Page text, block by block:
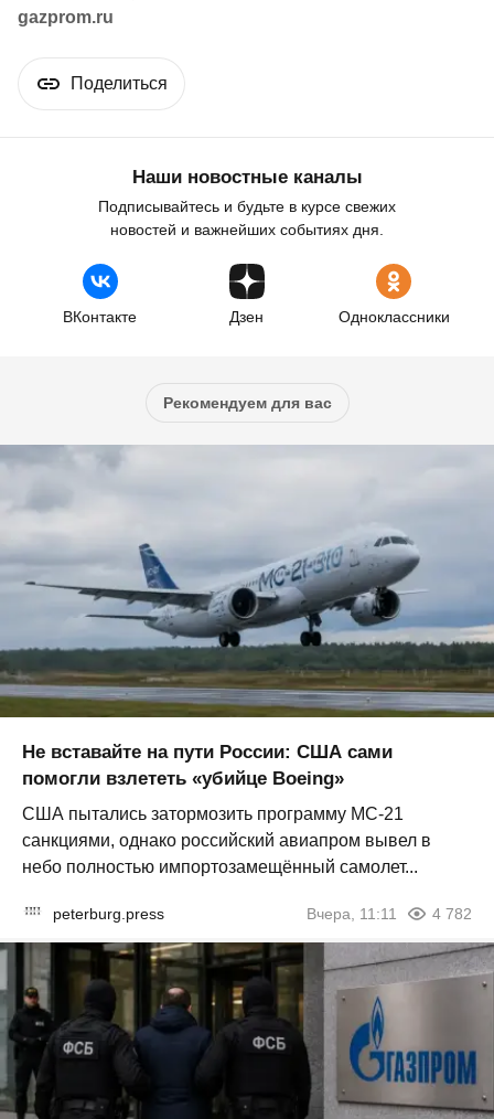
gazprom.ru
Поделиться
Наши новостные каналы
Подписывайтесь и будьте в курсе свежих
новостей и важнейших событиях дня.
ВКонтакте Дзен Одноклассники
Рекомендуем для вас
Не вставайте на пути России: США сами
помогли взлететь «убийце Boeing»
США пытались затормозить программу МС-21
санкциями, однако российский авиапром вывел в
небо полностью импортозамещённый самолет...
peterburg.press Вчера, 11:11 4 782